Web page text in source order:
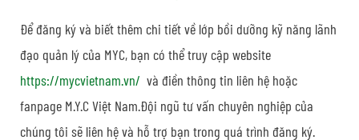
Để đăng ký và biết thêm chi tiết về lớp bồi dưỡng kỹ năng lãnh
đạo quản lý của MYC, bạn có thể truy cập website
https://mycvietnam.vn/ và điền thông tin liên hệ hoặc
fanpage M.Y.C Việt Nam.Đội ngũ tư vấn chuyên nghiệp của
chúng tôi sẽ liên hệ và hỗ trợ bạn trong quá trình đăng ký.